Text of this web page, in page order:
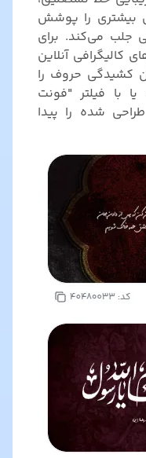
بیشتری را پوشش
جلب می‌کند. برای
کالیگرافی آنلاین
کشیدگی حروف را
با فیلتر "فونت
شده را پیدا